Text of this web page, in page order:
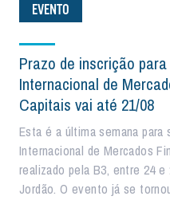
EVENTO
Prazo de inscrição
Internacional de
Capitais vai até 21/08
Esta é a última semana
Internacional de Mercados
realizado pela B3, entre 24
Jordão. O evento já se